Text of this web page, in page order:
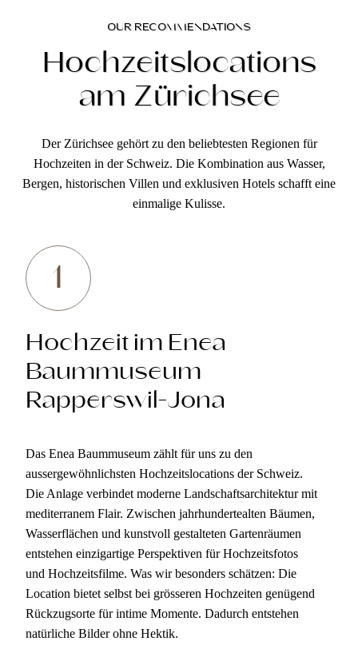
OUR RECOMMENDATIONS
Hochzeitslocations
am Zürichsee
Der Zürichsee gehört zu den beliebtesten Regionen für
Hochzeiten in der Schweiz. Die Kombination aus Wasser,
Bergen, historischen Villen und exklusiven Hotels schafft eine
einmalige Kulisse.
1
Hochzeit im Enea
Baummuseum
Rapperswil-Jona
Das Enea Baummuseum zählt für uns zu den
aussergewöhnlichsten Hochzeitslocations der Schweiz.
Die Anlage verbindet moderne Landschaftsarchitektur mit
mediterranem Flair. Zwischen jahrhundertealten Bäumen,
Wasserflächen und kunstvoll gestalteten Gartenräumen
entstehen einzigartige Perspektiven für Hochzeitsfotos
und Hochzeitsfilme. Was wir besonders schätzen: Die
Location bietet selbst bei grösseren Hochzeiten genügend
Rückzugsorte für intime Momente. Dadurch entstehen
natürliche Bilder ohne Hektik.